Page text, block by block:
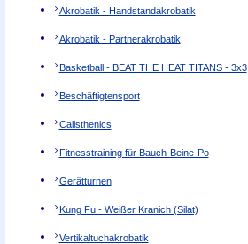
Akrobatik - Handstandakrobatik
Akrobatik - Partnerakrobatik
Basketball - BEAT THE HEAT TITANS - 3x3
Beschäftigtensport
Calisthenics
Fitnesstraining für Bauch-Beine-Po
Gerätturnen
Kung Fu - Weißer Kranich (Silat)
Vertikaltuchakrobatik